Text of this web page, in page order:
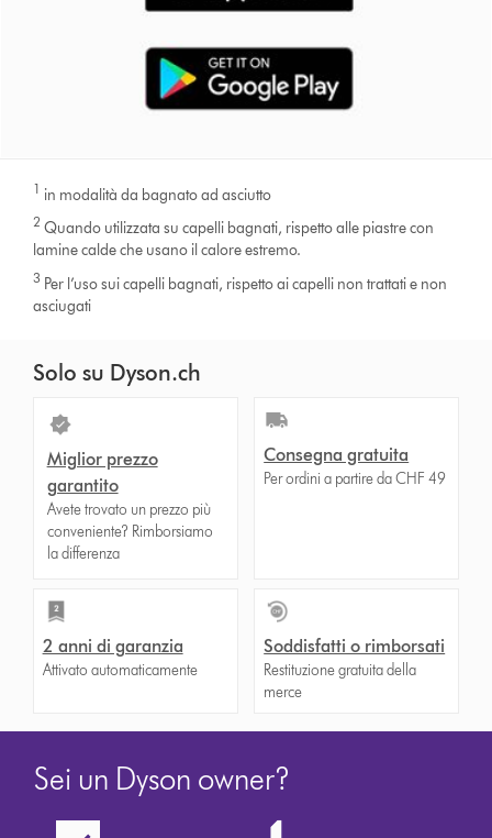
1 in modalità da bagnato ad asciutto
2 Quando utilizzata su capelli bagnati, rispetto alle piastre con
lamine calde che usano il calore estremo.
3 Per l’uso sui capelli bagnati, rispetto ai capelli non trattati e non
asciugati
Solo su Dyson.ch
Miglior prezzo
garantito
Avete trovato un prezzo più
conveniente? Rimborsiamo
la differenza
Consegna gratuita
Per ordini a partire da CHF 49
2 anni di garanzia
Attivato automaticamente
Soddisfatti o rimborsati
Restituzione gratuita della
merce
Sei un Dyson owner?